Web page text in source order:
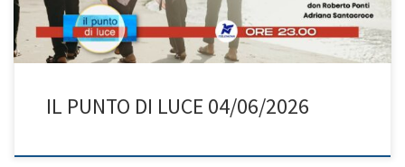
IL PUNTO DI LUCE 04/06/2026